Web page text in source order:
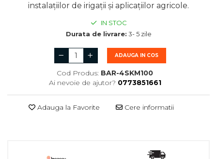
instalațiilor de irigații și aplicațiilor agricole.
IN STOC
Durata de livrare: 3- 5 zile
ADAUGA IN COS
Cod Produs: BAR-4SKM100
Ai nevoie de ajutor? 0773851661
Adauga la Favorite Cere informatii